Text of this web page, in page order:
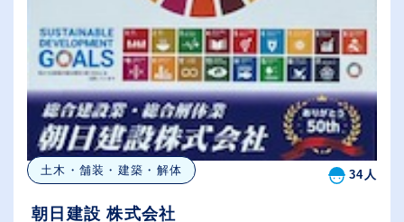
土木・舗装・建築・解体 34人
朝日建設 株式会社